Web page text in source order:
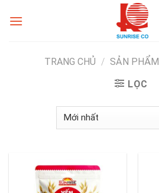
TRANG CHỦ / SẢN PHẨM
LỌC